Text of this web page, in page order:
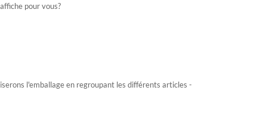
pour vous?
l'emballage en regroupant les différents articles -